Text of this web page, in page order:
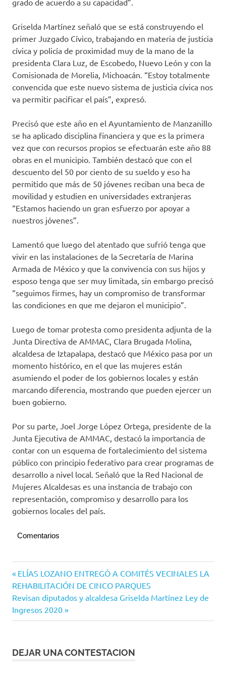
grado de acuerdo a su capacidad”.
Griselda Martínez señaló que se está construyendo el
primer Juzgado Cívico, trabajando en materia de justicia
cívica y policía de proximidad muy de la mano de la
presidenta Clara Luz, de Escobedo, Nuevo León y con la
Comisionada de Morelia, Michoacán. “Estoy totalmente
convencida que este nuevo sistema de justicia cívica nos
va permitir pacificar el país”, expresó.
Precisó que este año en el Ayuntamiento de Manzanillo
se ha aplicado disciplina financiera y que es la primera
vez que con recursos propios se efectuarán este año 88
obras en el municipio. También destacó que con el
descuento del 50 por ciento de su sueldo y eso ha
permitido que más de 50 jóvenes reciban una beca de
movilidad y estudien en universidades extranjeras
“Estamos haciendo un gran esfuerzo por apoyar a
nuestros jóvenes”.
Lamentó que luego del atentado que sufrió tenga que
vivir en las instalaciones de la Secretaría de Marina
Armada de México y que la convivencia con sus hijos y
esposo tenga que ser muy limitada, sin embargo precisó
“seguimos firmes, hay un compromiso de transformar
las condiciones en que me dejaron el municipio”.
Luego de tomar protesta como presidenta adjunta de la
Junta Directiva de AMMAC, Clara Brugada Molina,
alcaldesa de Iztapalapa, destacó que México pasa por un
momento histórico, en el que las mujeres están
asumiendo el poder de los gobiernos locales y están
marcando diferencia, mostrando que pueden ejercer un
buen gobierno.
Por su parte, Joel Jorge López Ortega, presidente de la
Junta Ejecutiva de AMMAC, destacó la importancia de
contar con un esquema de fortalecimiento del sistema
público con principio federativo para crear programas de
desarrollo a nivel local. Señaló que la Red Nacional de
Mujeres Alcaldesas es una instancia de trabajo con
representación, compromiso y desarrollo para los
gobiernos locales del país.
Comentarios
Manzanillo
Navegación
de
entradas
Entrada
anterior:
ELÍAS LOZANO ENTREGÓ A COMITÉS VECINALES LA
REHABILITACIÓN DE CINCO PARQUES
Siguiente
entrada:
Revisan diputados y alcaldesa Griselda Martínez Ley de
Ingresos 2020
DEJAR UNA CONTESTACION